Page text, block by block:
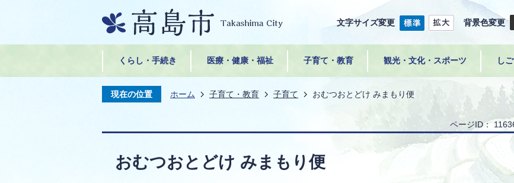
文字サイズ変更 背景色変更
くらし・手続き 医療・健康・福祉 子育て・教育 観光・文化・スポーツ し
現在の位置 ホーム 子育て・教育 子育て おむつおとどけ みまもり便
ページID：
おむつおとどけ みまもり便